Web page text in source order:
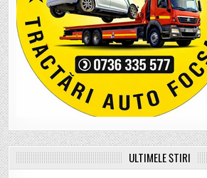
ULTIMELE ȘTIRI